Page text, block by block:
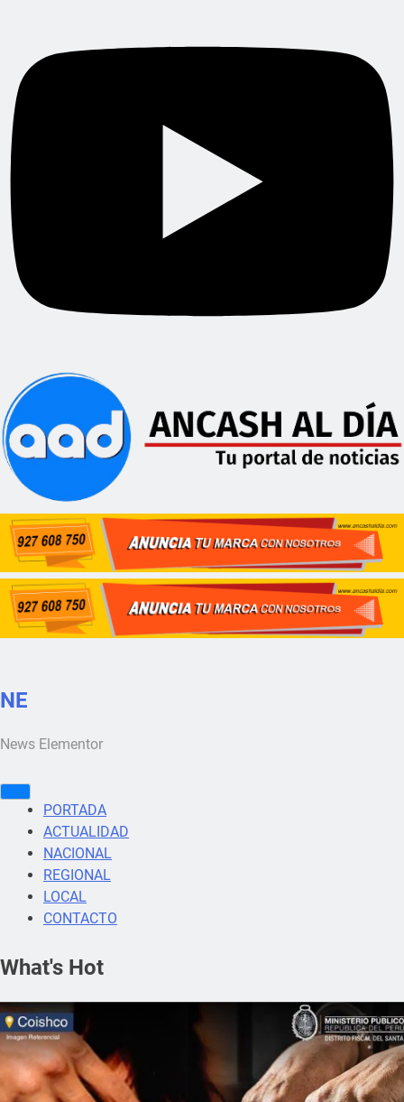
NE
News Elementor
PORTADA
ACTUALIDAD
NACIONAL
REGIONAL
LOCAL
CONTACTO
What's Hot